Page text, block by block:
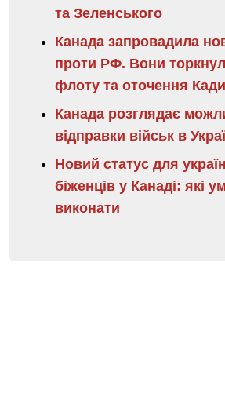
та Зеленського
Канада запровадила
проти РФ. Вони
флоту та оточення
Канада розглядає
відправки військ в
Новий статус для
біженців у Канаді: які
виконати